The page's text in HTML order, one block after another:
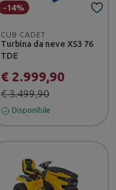
CUB CADET
Turbina da neve XS3 76
TDE
€ 2.999,90
€ 3.499,90
-14%
Disponibile